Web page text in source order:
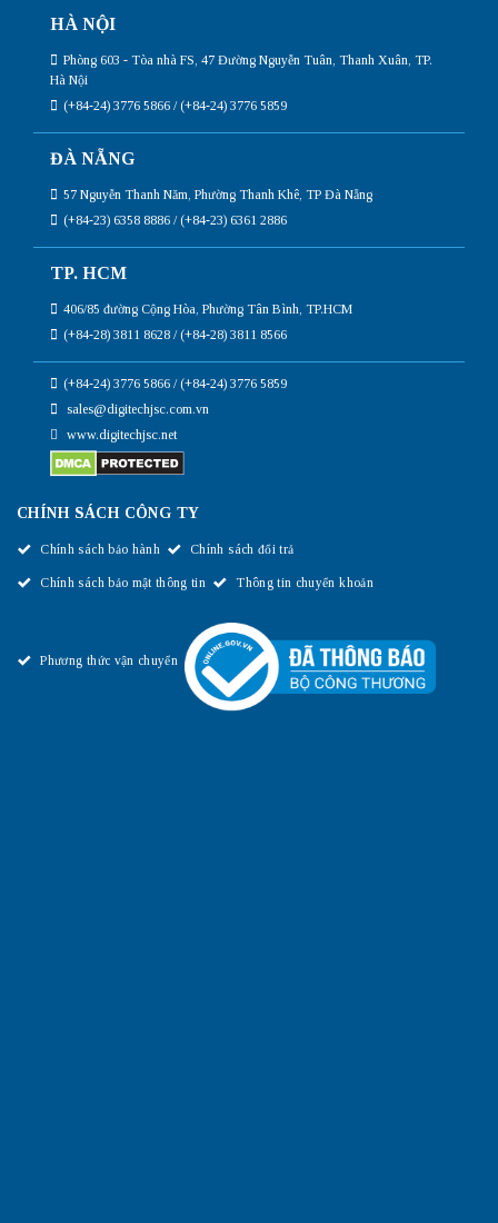
HÀ NỘI
Phòng 603 - Tòa nhà FS, 47 Đường Nguyễn Tuân, Thanh Xuân, TP.
Hà Nội
(+84-24) 3776 5866 / (+84-24) 3776 5859
ĐÀ NẴNG
57 Nguyễn Thanh Năm, Phường Thanh Khê, TP Đà Nẵng
(+84-23) 6358 8886 / (+84-23) 6361 2886
TP. HCM
406/85 đường Cộng Hòa, Phường Tân Bình, TP.HCM
(+84-28) 3811 8628 / (+84-28) 3811 8566
(+84-24) 3776 5866 / (+84-24) 3776 5859
sales@digitechjsc.com.vn
www.digitechjsc.net
CHÍNH SÁCH CÔNG TY
Chính sách bảo hành Chính sách đổi trả
Chính sách bảo mật thông tin Thông tin chuyển khoản
Phương thức vận chuyển